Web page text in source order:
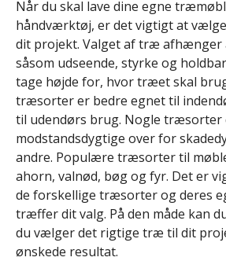
Når du skal lave dine egne
håndværktøj, er det vigtigt at
dit projekt. Valget af træ afhænger
såsom udseende, styrke og
tage højde for, hvor træet skal
træsorter er bedre egnet til
til udendørs brug. Nogle træsorter
modstandsdygtige over for
andre. Populære træsorter til
ahorn, valnød, bøg og fyr. Det er
de forskellige træsorter og deres
træffer dit valg. På den måde kan
du vælger det rigtige træ til dit
ønskede resultat.